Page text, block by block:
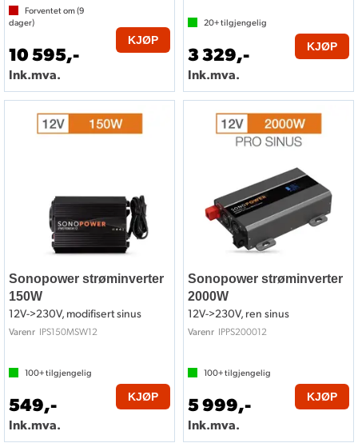
Forventet om (9
dager)
10 595,-
Ink.mva.
KJØP
20+tilgjengelig
3 329,-
Ink.mva.
KJØP
Sonopower strøminverter
150W
12V->230V, modifisert sinus
Varenr IPS150MSW12
100+tilgjengelig
549,-
Ink.mva.
KJØP
Sonopower strøminverter
2000W
12V->230V, ren sinus
Varenr IPPS200012
100+tilgjengelig
5 999,-
Ink.mva.
KJØP